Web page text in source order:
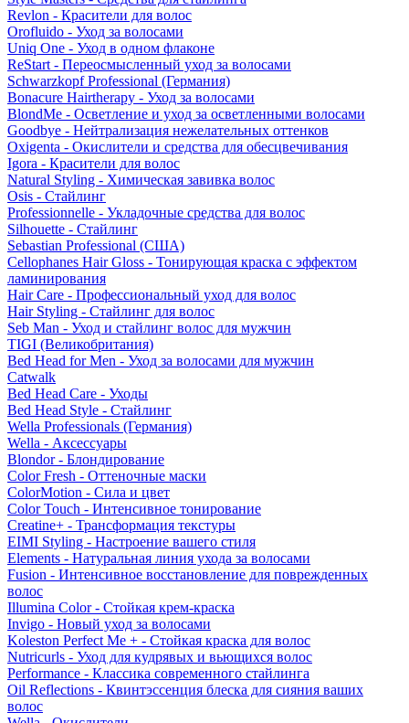
Revlon - Красители для волос
Orofluido - Уход за волосами
Uniq One - Уход в одном флаконе
ReStart - Переосмысленный уход за волосами
Schwarzkopf Professional (Германия)
Bonacure Hairtherapy - Уход за волосами
BlondMe - Осветление и уход за осветленными волосами
Goodbye - Нейтрализация нежелательных оттенков
Oxigenta - Окислители и средства для обесцвечивания
Igora - Красители для волос
Natural Styling - Химическая завивка волос
Osis - Стайлинг
Professionnelle - Укладочные средства для волос
Silhouette - Стайлинг
Sebastian Professional (США)
Cellophanes Hair Gloss - Тонирующая краска с эффектом
ламинирования
Hair Care - Профессиональный уход для волос
Hair Styling - Стайлинг для волос
Seb Man - Уход и стайлинг волос для мужчин
TIGI (Великобритания)
Bed Head for Men - Уход за волосами для мужчин
Catwalk
Bed Head Care - Уходы
Bed Head Style - Стайлинг
Wella Professionals (Германия)
Wella - Аксессуары
Blondor - Блондирование
Color Fresh - Оттеночные маски
ColorMotion - Сила и цвет
Color Touch - Интенсивное тонирование
Creatine+ - Трансформация текстуры
EIMI Styling - Настроение вашего стиля
Elements - Натуральная линия ухода за волосами
Fusion - Интенсивное восстановление для поврежденных
волос
Illumina Color - Стойкая крем-краска
Invigo - Новый уход за волосами
Koleston Perfect Me + - Стойкая краска для волос
Nutricurls - Уход для кудрявых и вьющихся волос
Performance - Классика современного стайлинга
Oil Reflections - Квинтэссенция блеска для сияния ваших
волос